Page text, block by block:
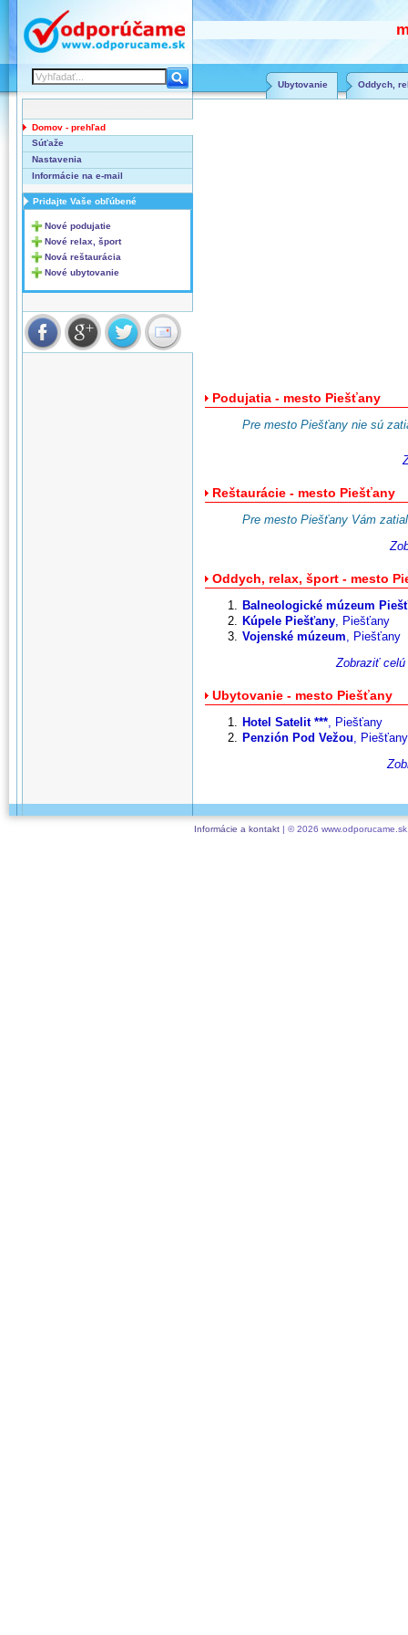
Oddych,
Ubytovanie
Domov - prehľad
Súťaže
Nastavenia
Informácie na e-mail
Pridajte Vaše obľúbené
Nové podujatie
Nové relax, šport
Nová reštaurácia
Nové ubytovanie
Podujatia - mesto Piešťany
Pre mesto Piešťany nie sú
Reštaurácie - mesto Piešťany
Pre mesto Piešťany Vám
Oddych, relax, šport - mesto
Balneologické múzeum
Kúpele Piešťany, Piešťany
Vojenské múzeum, Piešťany
Zobraziť
Ubytovanie - mesto Piešťany
Hotel Satelit ***, Piešťany
Penzión Pod Vežou, Piešťany
Informácie a kontakt| © 2026